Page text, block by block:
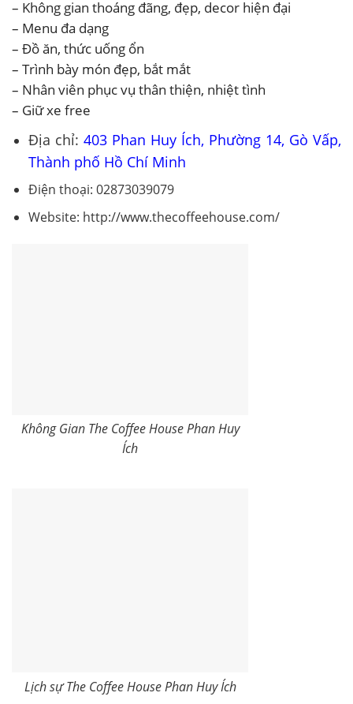
– Không gian thoáng đãng, đẹp, decor hiện đại
– Menu đa dạng
– Đồ ăn, thức uống ổn
– Trình bày món đẹp, bắt mắt
– Nhân viên phục vụ thân thiện, nhiệt tình
– Giữ xe free
Địa chỉ: 403 Phan Huy Ích, Phường 14, Gò Vấp,
Thành phố Hồ Chí Minh
Điện thoại: 02873039079
Website: http://www.thecoffeehouse.com/
Không Gian The Coffee House Phan Huy
Ích
Lịch sự The Coffee House Phan Huy Ích